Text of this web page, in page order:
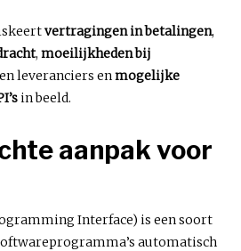
vertragingen in betalingen,
,moeilijkheden bij
leveranciers enmogelijke
in beeld.
aanpak voor
Interface) is een soort
automatisch